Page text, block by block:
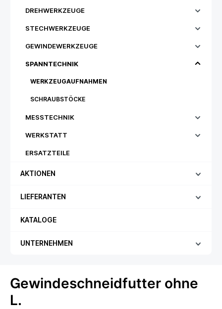
DREHWERKZEUGE
STECHWERKZEUGE
GEWINDEWERKZEUGE
SPANNTECHNIK
WERKZEUGAUFNAHMEN
SCHRAUBSTÖCKE
MESSTECHNIK
WERKSTATT
ERSATZTEILE
AKTIONEN
LIEFERANTEN
KATALOGE
UNTERNEHMEN
Gewindeschneidfutter ohne
L.